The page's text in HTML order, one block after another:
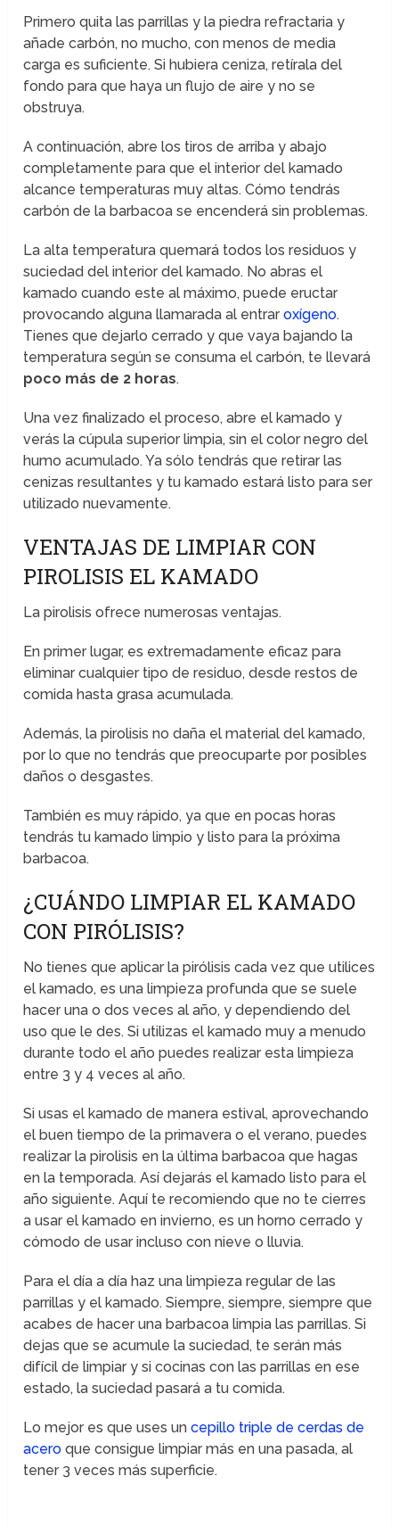
Primero quita las parrillas y la piedra refractaria y
añade carbón, no mucho, con menos de media
carga es suficiente. Si hubiera ceniza, retírala del
fondo para que haya un flujo de aire y no se
obstruya.
A continuación, abre los tiros de arriba y abajo
completamente para que el interior del kamado
alcance temperaturas muy altas. Cómo tendrás
carbón de la barbacoa se encenderá sin problemas.
La alta temperatura quemará todos los residuos y
suciedad del interior del kamado. No abras el
kamado cuando este al máximo, puede eructar
provocando alguna llamarada al entraroxígeno.
Tienes que dejarlo cerrado y que vaya bajando la
temperatura según se consuma el carbón, te llevará
poco más de 2 horas.
Una vez finalizado el proceso, abre el kamado y
verás la cúpula superior limpia, sin el color negro del
humo acumulado. Ya sólo tendrás que retirar las
cenizas resultantes y tu kamado estará listo para ser
utilizado nuevamente.
VENTAJAS DE LIMPIAR CON
PIROLISIS EL KAMADO
La pirolisis ofrece numerosas ventajas.
En primer lugar, es extremadamente eficaz para
eliminar cualquier tipo de residuo, desde restos de
comida hasta grasa acumulada.
Además, la pirolisis no daña el material del kamado,
por lo que no tendrás que preocuparte por posibles
daños o desgastes.
También es muy rápido, ya que en pocas horas
tendrás tu kamado limpio y listo para la próxima
barbacoa.
¿CUÁNDO LIMPIAR EL KAMADO
CON PIRÓLISIS?
No tienes que aplicar la pirólisis cada vez que utilices
el kamado, es una limpieza profunda que se suele
hacer una o dos veces al año, y dependiendo del
uso que le des. Si utilizas el kamado muy a menudo
durante todo el año puedes realizar esta limpieza
entre 3 y 4 veces al año.
Si usas el kamado de manera estival, aprovechando
el buen tiempo de la primavera o el verano, puedes
realizar la pirolisis en la última barbacoa que hagas
en la temporada. Así dejarás el kamado listo para el
año siguiente. Aquí te recomiendo que no te cierres
a usar el kamado en invierno, es un horno cerrado y
cómodo de usar incluso con nieve o lluvia.
Para el día a día haz una limpieza regular de las
parrillas y el kamado. Siempre, siempre, siempre que
acabes de hacer una barbacoa limpia las parrillas. Si
dejas que se acumule la suciedad, te serán más
difícil de limpiar y si cocinas con las parrillas en ese
estado, la suciedad pasará a tu comida.
Lo mejor es que uses uncepillo triple de cerdas de
acero que consigue limpiar más en una pasada, al
tener 3 veces más superficie.